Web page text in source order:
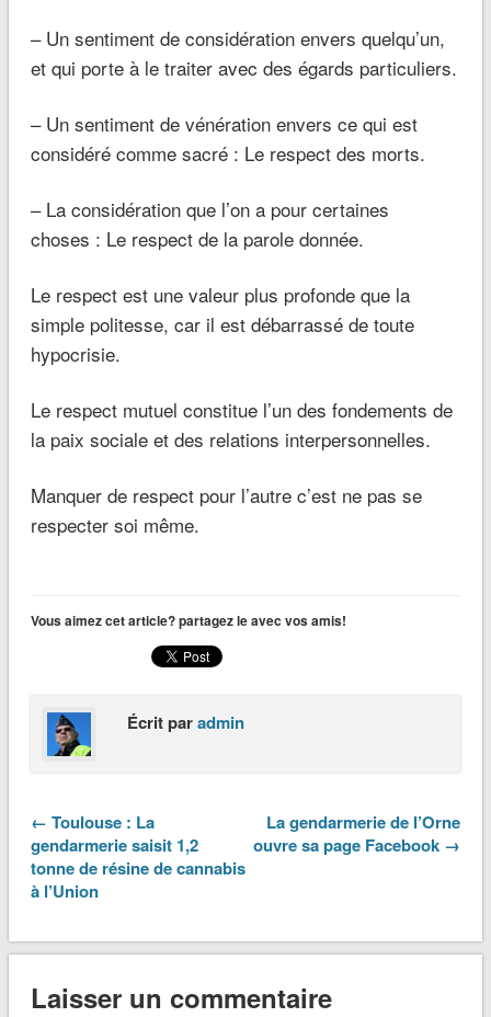
– Un sentiment de considération envers quelqu’un,
et qui porte à le traiter avec des égards particuliers.
– Un sentiment de vénération envers ce qui est
considéré comme sacré : Le respect des morts.
– La considération que l’on a pour certaines
choses : Le respect de la parole donnée.
Le respect est une valeur plus profonde que la
simple politesse, car il est débarrassé de toute
hypocrisie.
Le respect mutuel constitue l’un des fondements de
la paix sociale et des relations interpersonnelles.
Manquer de respect pour l’autre c’est ne pas se
respecter soi même.
Vous aimez cet article? partagez le avec vos amis!
Écrit paradmin
← Toulouse : La
gendarmerie saisit 1,2
tonne de résine de cannabis
à l’Union
La gendarmerie de l’Orne
ouvre sa page Facebook →
Laisser un commentaire